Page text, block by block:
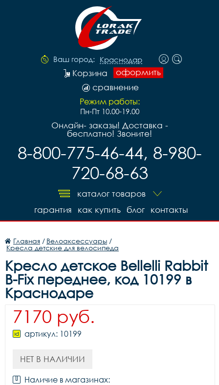
Ваш город: Краснодар
оформить
Корзина
сравнение
Режим работы:
Пн-Пт 10.00-19.00
Онлайн- заказы! Доставка -
бесплатно! Звоните!
8-800-775-46-44, 8-980-
720-68-63
каталог товаров
контакты
блог
как купить
гарантия
Главная / Велоаксессуары /
Кресла детские для велосипеда
Кресло детское Bellelli Rabbit
B-Fix переднее, код 10199 в
Краснодаре
7170 руб.
артикул: 10199
НЕТ В НАЛИЧИИ
Наличие в магазинах: